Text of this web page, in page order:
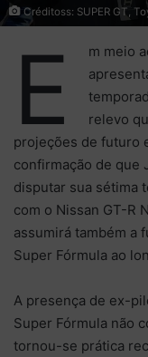
Créditoss: SUPER GT,
E
m meio
relevo
projeções de futuro
confirmação de que
disputar sua sétima
com o Nissan GT-R
assumirá também a
Super Fórmula ao
A presença de ex-
Super Fórmula não
tornou-se prática